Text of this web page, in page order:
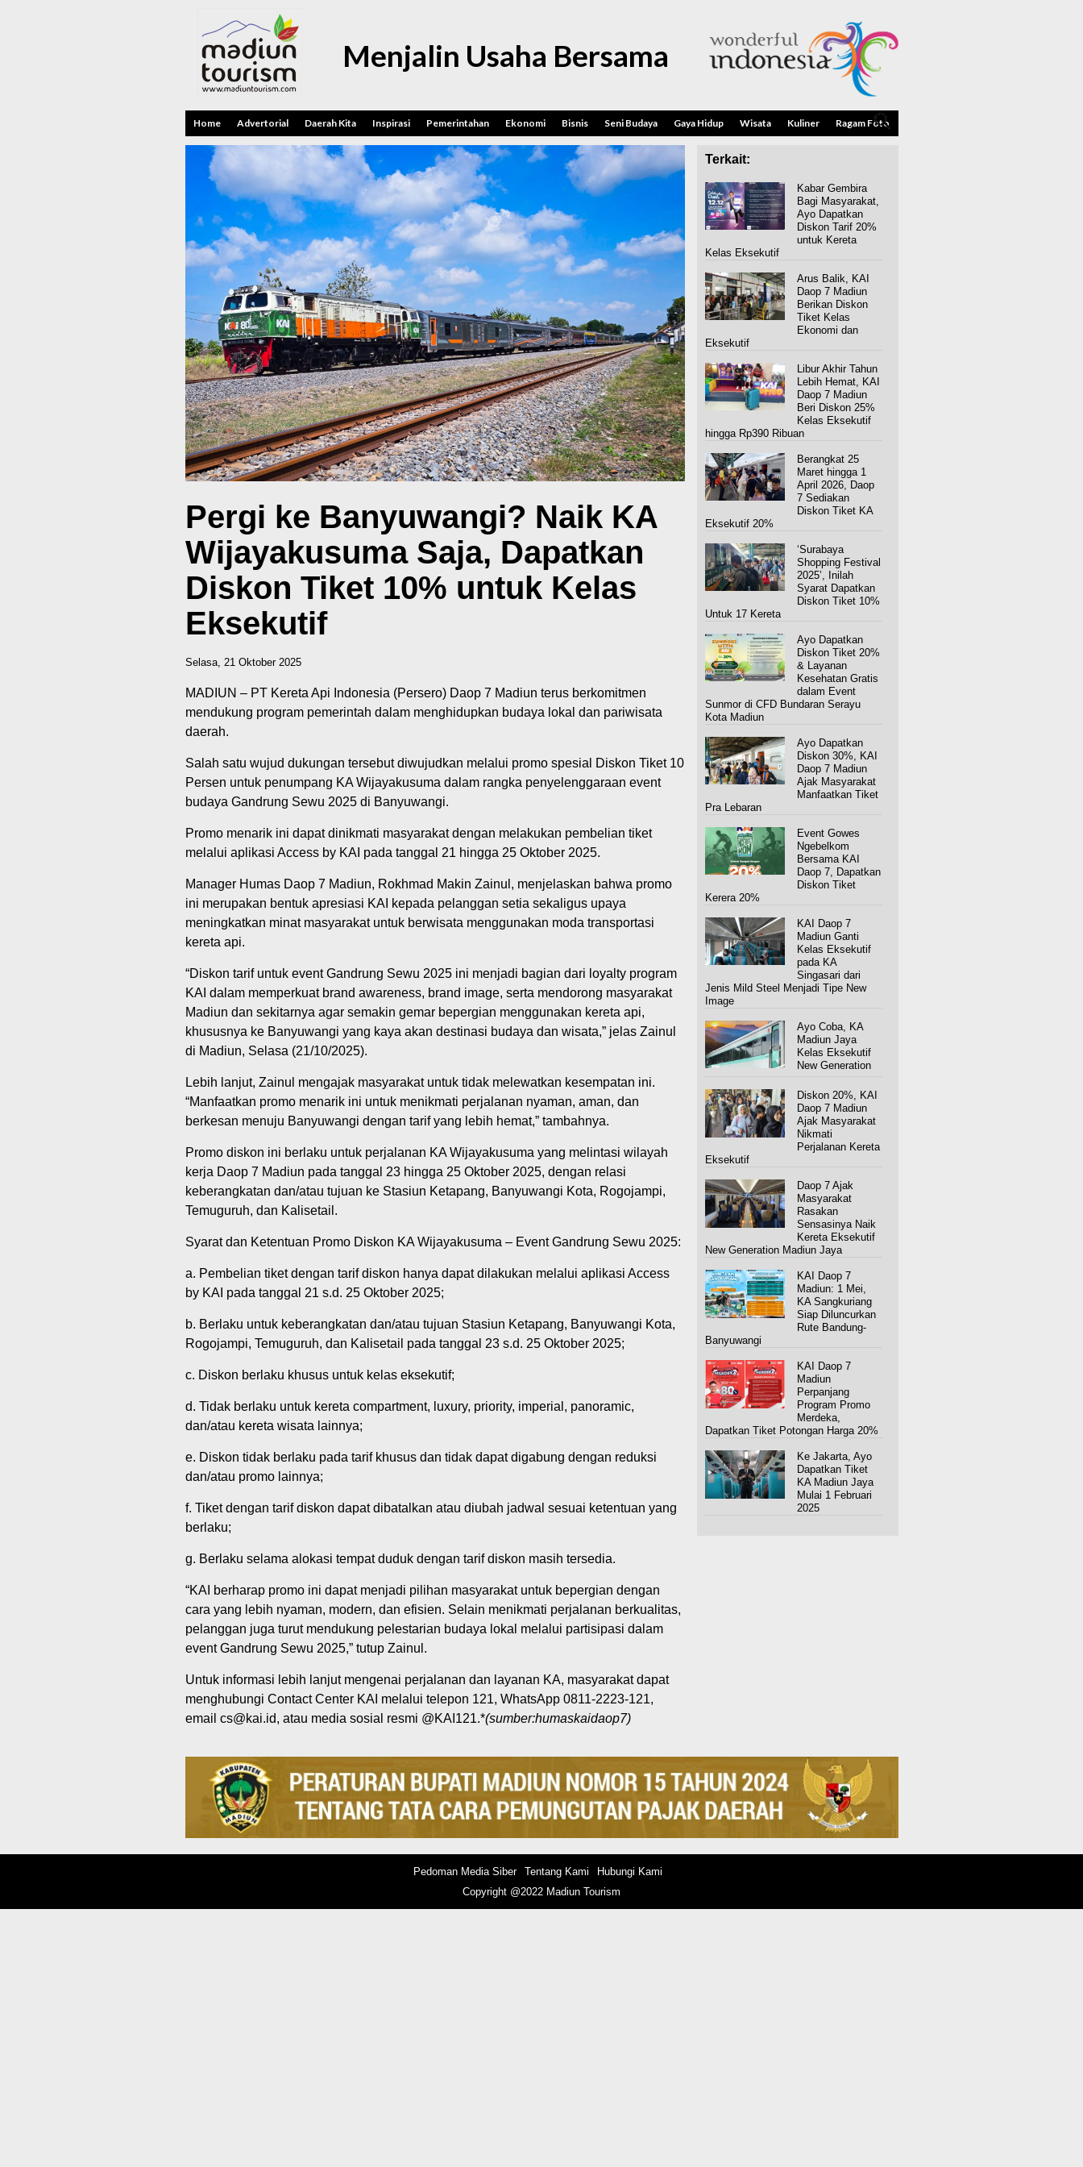
Menjalin Usaha Bersama
Home Advertorial Daerah Kita Inspirasi Pemerintahan Ekonomi Bisnis Seni Budaya Gaya Hidup Wisata Kuliner Ragam Foto
Pergi ke Banyuwangi? Naik KA
Wijayakusuma Saja, Dapatkan
Diskon Tiket 10% untuk Kelas
Eksekutif
Selasa, 21 Oktober 2025
MADIUN – PT Kereta Api Indonesia (Persero) Daop 7 Madiun terus berkomitmen
mendukung program pemerintah dalam menghidupkan budaya lokal dan pariwisata
daerah.
Salah satu wujud dukungan tersebut diwujudkan melalui promo spesial Diskon Tiket 10
Persen untuk penumpang KA Wijayakusuma dalam rangka penyelenggaraan event
budaya Gandrung Sewu 2025 di Banyuwangi.
Promo menarik ini dapat dinikmati masyarakat dengan melakukan pembelian tiket
melalui aplikasi Access by KAI pada tanggal 21 hingga 25 Oktober 2025.
Manager Humas Daop 7 Madiun, Rokhmad Makin Zainul, menjelaskan bahwa promo
ini merupakan bentuk apresiasi KAI kepada pelanggan setia sekaligus upaya
meningkatkan minat masyarakat untuk berwisata menggunakan moda transportasi
kereta api.
“Diskon tarif untuk event Gandrung Sewu 2025 ini menjadi bagian dari loyalty program
KAI dalam memperkuat brand awareness, brand image, serta mendorong masyarakat
Madiun dan sekitarnya agar semakin gemar bepergian menggunakan kereta api,
khususnya ke Banyuwangi yang kaya akan destinasi budaya dan wisata,” jelas Zainul
di Madiun, Selasa (21/10/2025).
Lebih lanjut, Zainul mengajak masyarakat untuk tidak melewatkan kesempatan ini.
“Manfaatkan promo menarik ini untuk menikmati perjalanan nyaman, aman, dan
berkesan menuju Banyuwangi dengan tarif yang lebih hemat,” tambahnya.
Promo diskon ini berlaku untuk perjalanan KA Wijayakusuma yang melintasi wilayah
kerja Daop 7 Madiun pada tanggal 23 hingga 25 Oktober 2025, dengan relasi
keberangkatan dan/atau tujuan ke Stasiun Ketapang, Banyuwangi Kota, Rogojampi,
Temuguruh, dan Kalisetail.
Syarat dan Ketentuan Promo Diskon KA Wijayakusuma – Event Gandrung Sewu 2025:
a. Pembelian tiket dengan tarif diskon hanya dapat dilakukan melalui aplikasi Access
by KAI pada tanggal 21 s.d. 25 Oktober 2025;
b. Berlaku untuk keberangkatan dan/atau tujuan Stasiun Ketapang, Banyuwangi Kota,
Rogojampi, Temuguruh, dan Kalisetail pada tanggal 23 s.d. 25 Oktober 2025;
c. Diskon berlaku khusus untuk kelas eksekutif;
d. Tidak berlaku untuk kereta compartment, luxury, priority, imperial, panoramic,
dan/atau kereta wisata lainnya;
e. Diskon tidak berlaku pada tarif khusus dan tidak dapat digabung dengan reduksi
dan/atau promo lainnya;
f. Tiket dengan tarif diskon dapat dibatalkan atau diubah jadwal sesuai ketentuan yang
berlaku;
g. Berlaku selama alokasi tempat duduk dengan tarif diskon masih tersedia.
“KAI berharap promo ini dapat menjadi pilihan masyarakat untuk bepergian dengan
cara yang lebih nyaman, modern, dan efisien. Selain menikmati perjalanan berkualitas,
pelanggan juga turut mendukung pelestarian budaya lokal melalui partisipasi dalam
event Gandrung Sewu 2025,” tutup Zainul.
Untuk informasi lebih lanjut mengenai perjalanan dan layanan KA, masyarakat dapat
menghubungi Contact Center KAI melalui telepon 121, WhatsApp 0811-2223-121,
email cs@kai.id, atau media sosial resmi @KAI121.*(sumber:humaskaidaop7)
Terkait:
Kabar Gembira
Bagi Masyarakat,
Ayo Dapatkan
Diskon Tarif 20%
untuk Kereta
Kelas Eksekutif
Arus Balik, KAI
Daop 7 Madiun
Berikan Diskon
Tiket Kelas
Ekonomi dan
Eksekutif
Libur Akhir Tahun
Lebih Hemat, KAI
Daop 7 Madiun
Beri Diskon 25%
Kelas Eksekutif
hingga Rp390 Ribuan
Berangkat 25
Maret hingga 1
April 2026, Daop
7 Sediakan
Diskon Tiket KA
Eksekutif 20%
‘Surabaya
Shopping Festival
2025’, Inilah
Syarat Dapatkan
Diskon Tiket 10%
Untuk 17 Kereta
Ayo Dapatkan
Diskon Tiket 20%
& Layanan
Kesehatan Gratis
dalam Event
Sunmor di CFD Bundaran Serayu
Kota Madiun
Ayo Dapatkan
Diskon 30%, KAI
Daop 7 Madiun
Ajak Masyarakat
Manfaatkan Tiket
Pra Lebaran
Event Gowes
Ngebelkom
Bersama KAI
Daop 7, Dapatkan
Diskon Tiket
Kerera 20%
KAI Daop 7
Madiun Ganti
Kelas Eksekutif
pada KA
Singasari dari
Jenis Mild Steel Menjadi Tipe New
Image
Ayo Coba, KA
Madiun Jaya
Kelas Eksekutif
New Generation
Diskon 20%, KAI
Daop 7 Madiun
Ajak Masyarakat
Nikmati
Perjalanan Kereta
Eksekutif
Daop 7 Ajak
Masyarakat
Rasakan
Sensasinya Naik
Kereta Eksekutif
New Generation Madiun Jaya
KAI Daop 7
Madiun: 1 Mei,
KA Sangkuriang
Siap Diluncurkan
Rute Bandung-
Banyuwangi
KAI Daop 7
Madiun
Perpanjang
Program Promo
Merdeka,
Dapatkan Tiket Potongan Harga 20%
Ke Jakarta, Ayo
Dapatkan Tiket
KA Madiun Jaya
Mulai 1 Februari
2025
Pedoman Media Siber Tentang Kami
Hubungi Kami
Copyright @2022 Madiun Tourism